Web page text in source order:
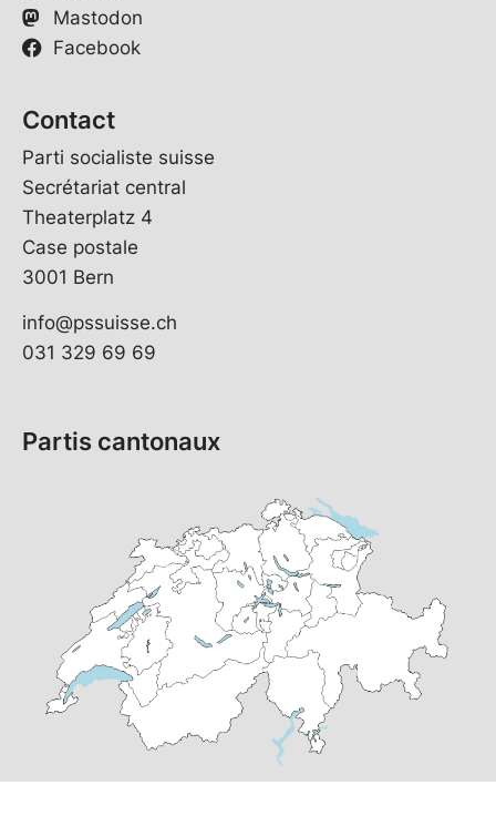
Mastodon
Facebook
Contact
Parti socialiste suisse
Secrétariat central
Theaterplatz 4
Case postale
3001 Bern
info@pssuisse.ch
031 329 69 69
Partis cantonaux